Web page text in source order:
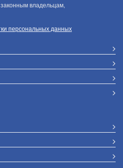
владельцам,
персональных данных